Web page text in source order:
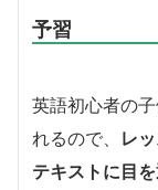
予習
英語初心者の
れるので、 レ
テキストに目